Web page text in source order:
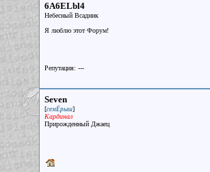
6A6ELbl4
Небесный Всадник
Я люблю этот Форум!
Репутация: ---
Seven
[семЁрыш]
Кардинал
Прирожденный Джаец